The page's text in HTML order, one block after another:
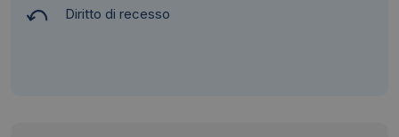
Diritto di recesso